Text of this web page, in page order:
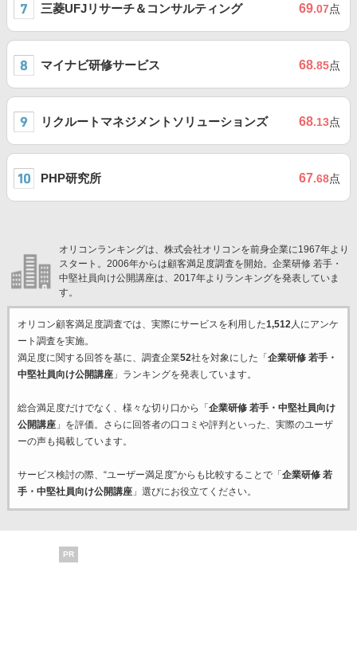
三菱UFJリサーチ＆コンサルティング 69.07点
マイナビ研修サービス 68.85点
リクルートマネジメントソリューションズ 68.13点
PHP研究所 67.68点
オリコンランキングは、株式会社オリコンを前身企業に1967年より
スタート。2006年からは顧客満足度調査を開始。企業研修 若手・
中堅社員向け公開講座は、2017年よりランキングを発表していま
す。
オリコン顧客満足度調査では、実際にサービスを利用した1,512人にアンケ
ート調査を実施。
満足度に関する回答を基に、調査企業52社を対象にした「 企業研修 若手・
中堅社員向け公開講座」ランキングを発表しています。
総合満足度だけでなく、様々な切り口から「 企業研修 若手・中堅社員向け
公開講座」を評価。さらに回答者の口コミや評判といった、実際のユーザ
ーの声も掲載しています。
サービス検討の際、“ユーザー満足度”からも比較することで「 企業研修 若
手・中堅社員向け公開講座」選びにお役立てください。
PR